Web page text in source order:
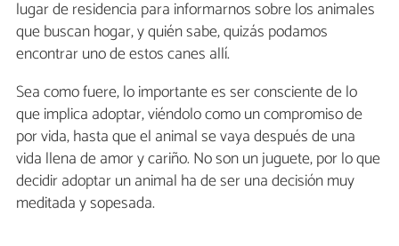
lugar de residencia para informarnos sobre los animales
que buscan hogar, y quién sabe, quizás podamos
encontrar uno de estos canes allí.
Sea como fuere, lo importante es ser consciente de lo
que implica adoptar, viéndolo como un compromiso de
por vida, hasta que el animal se vaya después de una
vida llena de amor y cariño. No son un juguete, por lo que
decidir adoptar un animal ha de ser una decisión muy
meditada y sopesada.